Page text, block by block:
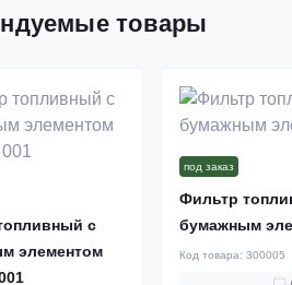
товары
с
элементом
под заказ
Фильтр
бумажным
Код товара:300005